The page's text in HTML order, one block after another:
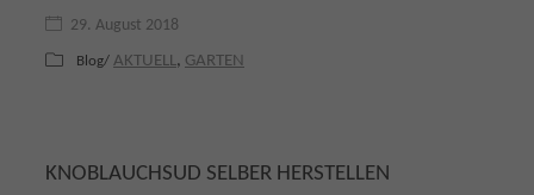
29. August 2018
Blog/ AKTUELL, GARTEN
KNOBLAUCHSUD SELBER HERSTELLEN